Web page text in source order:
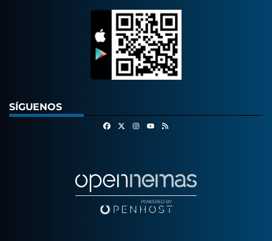
SÍGUENOS
FacebookInstagram